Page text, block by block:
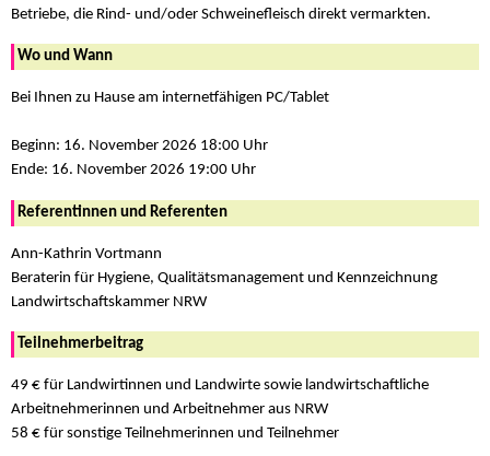
Betriebe, die Rind- und/oder Schweinefleisch direkt vermarkten.
Wo und Wann
Bei Ihnen zu Hause am internetfähigen PC/Tablet
Beginn: 16. November 2026 18:00 Uhr
Ende: 16. November 2026 19:00 Uhr
Referentinnen und Referenten
Ann-Kathrin Vortmann
Beraterin für Hygiene, Qualitätsmanagement und Kennzeichnung
Landwirtschaftskammer NRW
Teilnehmerbeitrag
49 € für Landwirtinnen und Landwirte sowie landwirtschaftliche
Arbeitnehmerinnen und Arbeitnehmer aus NRW
58 € für sonstige Teilnehmerinnen und Teilnehmer